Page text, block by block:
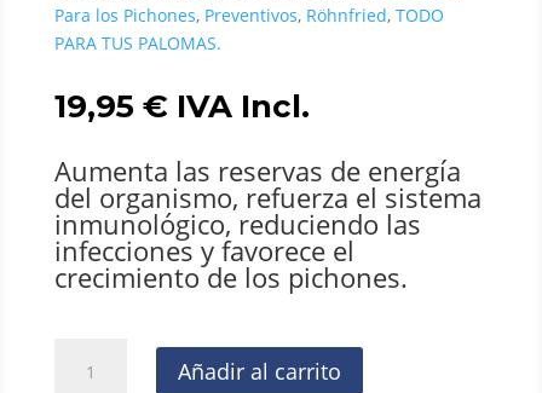
Para los Pichones, Preventivos, Röhnfried, TODO
PARA TUS PALOMAS.
19,95 € IVA Incl.
Aumenta las reservas de energía
del organismo, refuerza el sistema
inmunológico, reduciendo las
infecciones y favorece el
crecimiento de los pichones.
Oxyzell
Añadir al carrito